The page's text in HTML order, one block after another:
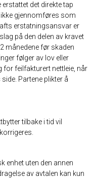
det direkte tap
gjennomføres som
erstatningsansvar er
på den delen av kravet
månedene før skaden
følger av lov eller
feilfakturert nettleie, når
Partene plikter å
tilbake i tid vil
enhet uten den annen
av avtalen kan kun